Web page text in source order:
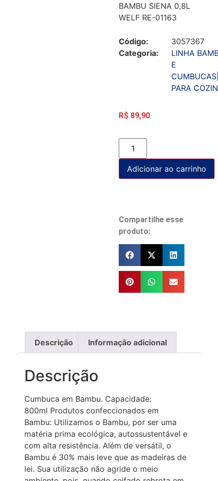
BAMBU SIENA 0,8L
WELF RE-01163
Código:
3057367
Categoria:
LINHA
E
PARA
R$ 89,90
Adicionar ao carrinho
Compartilhe esse
produto:
Descrição Informação adicional
Descrição
Cumbuca em Bambu. Capacidade:
800ml Produtos confeccionados em
Bambu: Utilizamos o Bambu, por ser uma
matéria prima ecológica, autossustentável e
com alta resistência. Além de versátil, o
Bambu é 30% mais leve que as madeiras de
lei. Sua utilização não agride o meio